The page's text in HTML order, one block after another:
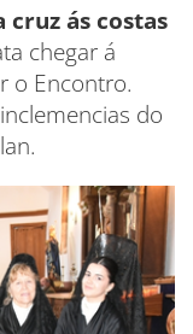
cruz ás costas
chegar á
o Encontro.
do